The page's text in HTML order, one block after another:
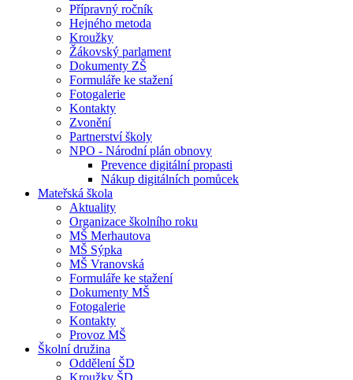
Přípravný ročník
Hejného metoda
Kroužky
Žákovský parlament
Dokumenty ZŠ
Formuláře ke stažení
Fotogalerie
Kontakty
Zvonění
Partnerství školy
NPO - Národní plán obnovy
Prevence digitální propasti
Nákup digitálních pomůcek
Mateřská škola
Aktuality
Organizace školního roku
MŠ Merhautova
MŠ Sýpka
MŠ Vranovská
Formuláře ke stažení
Dokumenty MŠ
Fotogalerie
Kontakty
Provoz MŠ
Školní družina
Oddělení ŠD
Kroužky ŠD